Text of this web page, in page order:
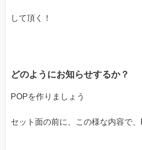
して頂く！
どのようにお知らせするか？
POPを作りましょう
セット面の前に、この様な内容で、